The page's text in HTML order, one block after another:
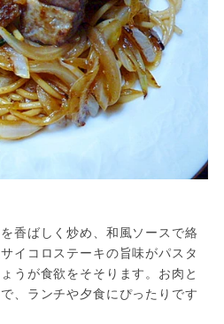
香ばしく炒め、和風ソースで絡
イコロステーキの旨味がパスタ
うが食欲をそそります。お肉と
、ランチや夕食にぴったりです